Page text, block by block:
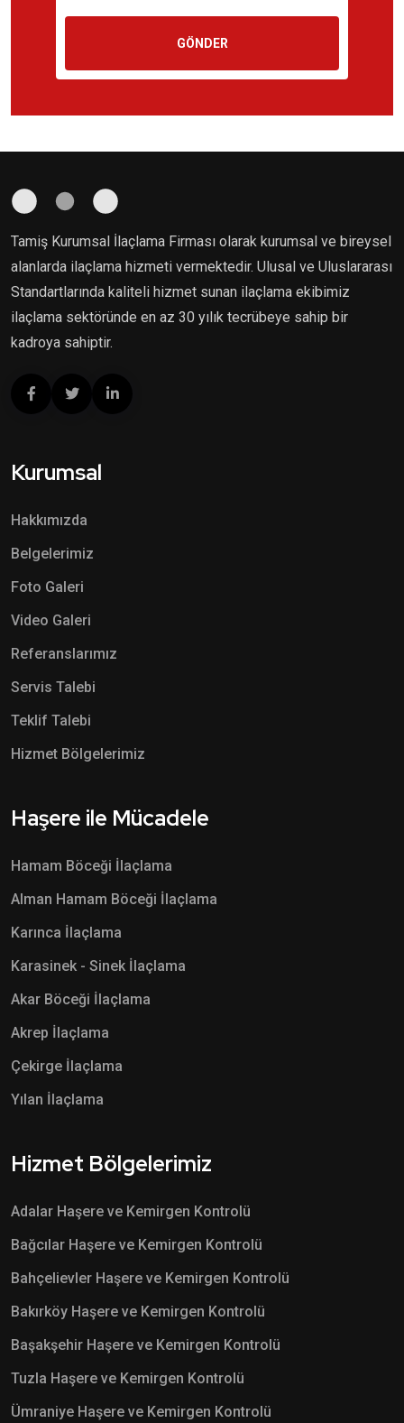
GÖNDER
Tamiş Kurumsal İlaçlama Firması olarak kurumsal ve bireysel
alanlarda ilaçlama hizmeti vermektedir. Ulusal ve Uluslararası
Standartlarında kaliteli hizmet sunan ilaçlama ekibimiz
ilaçlama sektöründe en az 30 yılık tecrübeye sahip bir
kadroya sahiptir.
Kurumsal
Hakkımızda
Belgelerimiz
Foto Galeri
Video Galeri
Referanslarımız
Servis Talebi
Teklif Talebi
Hizmet Bölgelerimiz
Haşere ile Mücadele
Hamam Böceği İlaçlama
Alman Hamam Böceği İlaçlama
Karınca İlaçlama
Karasinek - Sinek İlaçlama
Akar Böceği İlaçlama
Akrep İlaçlama
Çekirge İlaçlama
Yılan İlaçlama
Hizmet Bölgelerimiz
Adalar Haşere ve Kemirgen Kontrolü
Bağcılar Haşere ve Kemirgen Kontrolü
Bahçelievler Haşere ve Kemirgen Kontrolü
Bakırköy Haşere ve Kemirgen Kontrolü
Başakşehir Haşere ve Kemirgen Kontrolü
Tuzla Haşere ve Kemirgen Kontrolü
Ümraniye Haşere ve Kemirgen Kontrolü